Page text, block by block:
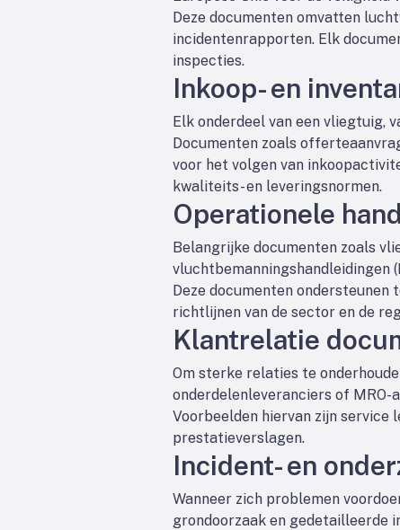
Deze documenten omvatten
incidentenrapporten. Elk
inspecties.
Inkoop- en
Elk onderdeel van een vliegtuig,
Documenten zoals
voor het volgen van
kwaliteits- en leveringsnormen.
Operationele
Belangrijke documenten zoals
vluchtbemanningshandleidingen
Deze documenten ondersteunen
richtlijnen van de sector en de
Klantrelatie
Om sterke relaties te
onderdelenleveranciers of MRO-
Voorbeelden hiervan zijn service
prestatieverslagen.
Incident- en
Wanneer zich problemen
grondoorzaak en gedetailleerde